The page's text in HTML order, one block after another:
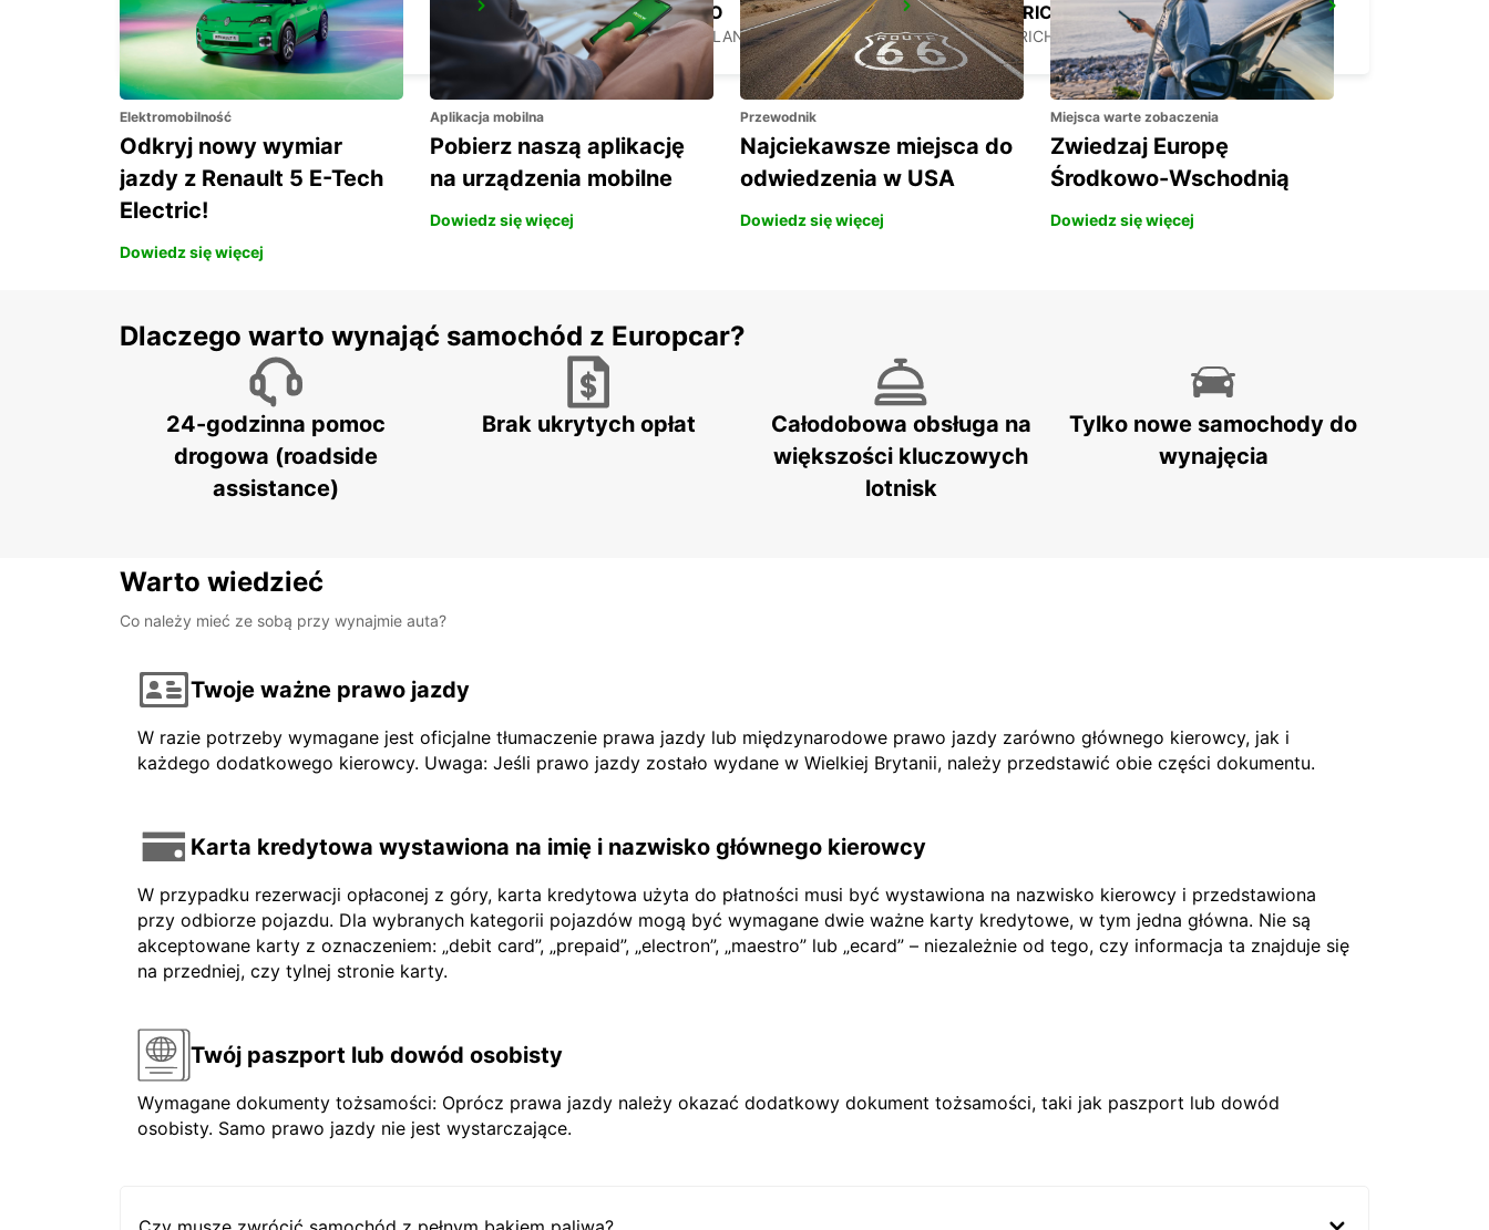
ZURICH BRUNAUPARK
ZURICH - SWITZERLAND
ZURYCH MIASTO
ZURICH - SWITZERLAND
ZURICH NORTH OERLIKON
ZURICH - SWITZERLAND
Elektromobilność
Odkryj nowy wymiar
jazdy z Renault 5 E-Tech
Electric!
Dowiedz się więcej
Aplikacja mobilna
Pobierz naszą aplikację
na urządzenia mobilne
Dowiedz się więcej
Przewodnik
Najciekawsze miejsca do
odwiedzenia w USA
Dowiedz się więcej
Miejsca warte zobaczenia
Zwiedzaj Europę
Środkowo-Wschodnią
Dowiedz się więcej
Dlaczego warto wynająć samochód z Europcar?
24-godzinna pomoc
drogowa (roadside
assistance)
Brak ukrytych opłat
Całodobowa obsługa na
większości kluczowych
lotnisk
Tylko nowe samochody do
wynajęcia
Warto wiedzieć
Co należy mieć ze sobą przy wynajmie auta?
Twoje ważne prawo jazdy
W razie potrzeby wymagane jest oficjalne tłumaczenie prawa jazdy lub międzynarodowe prawo jazdy zarówno głównego kierowcy, jak i
każdego dodatkowego kierowcy. Uwaga: Jeśli prawo jazdy zostało wydane w Wielkiej Brytanii, należy przedstawić obie części dokumentu.
Karta kredytowa wystawiona na imię i nazwisko głównego kierowcy
W przypadku rezerwacji opłaconej z góry, karta kredytowa użyta do płatności musi być wystawiona na nazwisko kierowcy i przedstawiona
przy odbiorze pojazdu. Dla wybranych kategorii pojazdów mogą być wymagane dwie ważne karty kredytowe, w tym jedna główna. Nie są
akceptowane karty z oznaczeniem: „debit card”, „prepaid”, „electron”, „maestro” lub „ecard” – niezależnie od tego, czy informacja ta znajduje się
na przedniej, czy tylnej stronie karty.
Twój paszport lub dowód osobisty
Wymagane dokumenty tożsamości: Oprócz prawa jazdy należy okazać dodatkowy dokument tożsamości, taki jak paszport lub dowód
osobisty. Samo prawo jazdy nie jest wystarczające.